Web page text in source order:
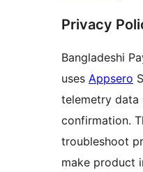
Privacy
Bangladeshi
uses Appsero
telemetry data
confirmation.
troubleshoot
make product